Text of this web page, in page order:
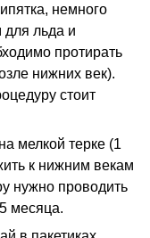
немного
для льда и
протирать
нижних век).
стоит
мелкой терке (1
к нижним векам
нужно проводить
месяца.